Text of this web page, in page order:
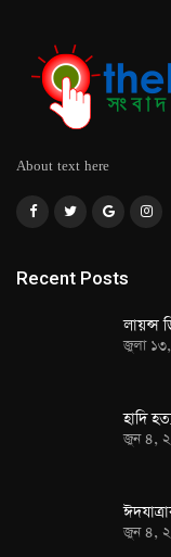
About text here
Recent Posts
লায়ন্স
জুলা
হাদি
জুন ৪,
জুন ৪,